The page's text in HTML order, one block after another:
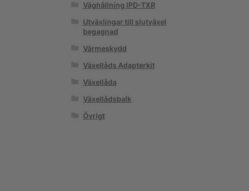
Väghållning IPD-TXR
Utväxlingar till slutväxel
begagnad
Värmeskydd
Växellåds Adapterkit
Växellåda
Växellådsbalk
Övrigt